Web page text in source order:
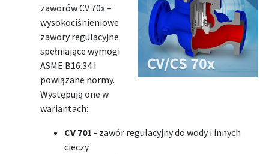
zaworów CV 70x –
wysokociśnieniowe
zawory regulacyjne
spełniające wymogi
ASME B16.34 I
powiązane normy.
Występują one w
wariantach:
CV 701 - zawór regulacyjny do wody i innych
cieczy